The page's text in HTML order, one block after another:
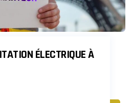
ÉLECTRIQUE À